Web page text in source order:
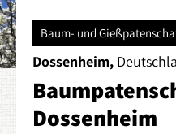
Baum- und
Dossenheim,
Dossenheim